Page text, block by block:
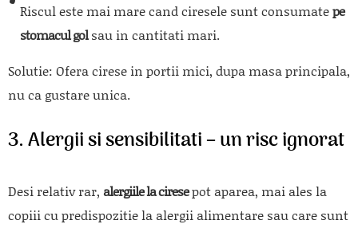
Riscul este mai mare cand ciresele sunt consumatepe
stomacul golsau in cantitati mari.
Solutie: Ofera cirese in portii mici, dupa masa principala,
nu ca gustare unica.
3. Alergii si sensibilitati – un risc ignorat
Desi relativ rar, alergiile la ciresepot aparea, mai ales la
copiii cu predispozitie la alergii alimentare sau care sunt